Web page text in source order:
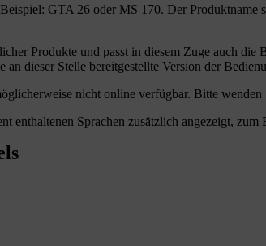
GTA 26 oder MS 170. Der Produktname
Produkte und passt in diesem Zuge auch die
dieser Stelle bereitgestellte Version der
nicht online verfügbar. Bitte wenden
enthaltenen Sprachen zusätzlich angezeigt,